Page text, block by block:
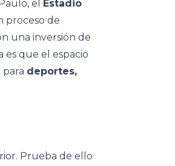
el Estadio
proceso de
una inversión de
que el espacio
deportes,
Prueba de ello